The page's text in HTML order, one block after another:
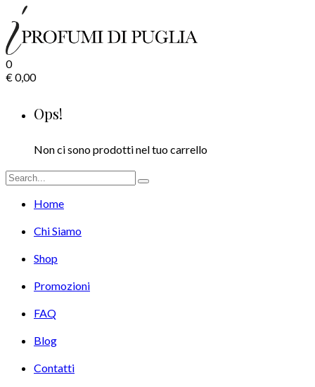
0
€0,00
Ops!
Non ci sono prodotti nel tuo carrello
Home
Chi Siamo
Shop
Promozioni
FAQ
Blog
Contatti